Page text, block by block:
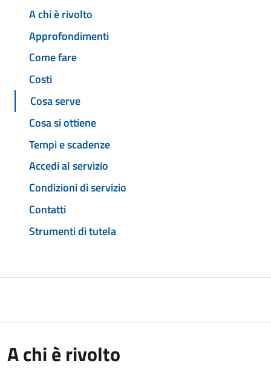
A chi è rivolto
Approfondimenti
Come fare
Costi
Cosa serve
Cosa si ottiene
Tempi e scadenze
Accedi al servizio
Condizioni di servizio
Contatti
Strumenti di tutela
A chi è rivolto